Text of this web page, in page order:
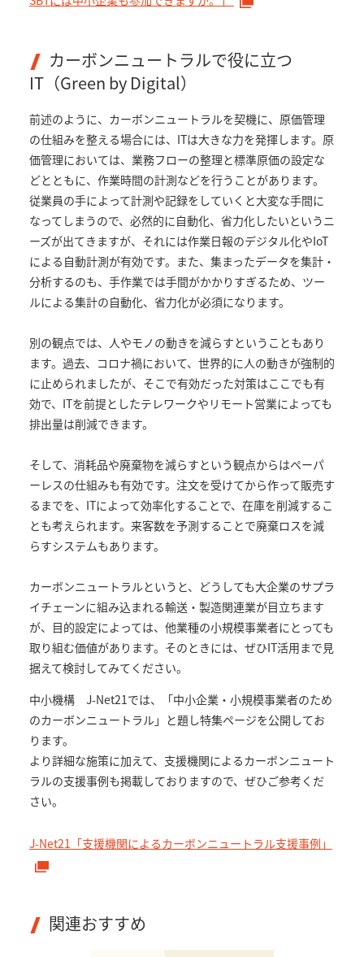
カーボンニュートラルで役に立つ
IT（Green by Digital）
前述のように、カーボンニュートラルを契機に、原価管理
の仕組みを整える場合には、ITは大きな力を発揮します。原
価管理においては、業務フローの整理と標準原価の設定な
どとともに、作業時間の計測などを行うことがあります。
従業員の手によって計測や記録をしていくと大変な手間に
なってしまうので、必然的に自動化、省力化したいというニ
ーズが出てきますが、それには作業日報のデジタル化やIoT
による自動計測が有効です。また、集まったデータを集計・
分析するのも、手作業では手間がかかりすぎるため、ツー
ルによる集計の自動化、省力化が必須になります。
別の観点では、人やモノの動きを減らすということもあり
ます。過去、コロナ禍において、世界的に人の動きが強制的
に止められましたが、そこで有効だった対策はここでも有
効で、ITを前提としたテレワークやリモート営業によっても
排出量は削減できます。
そして、消耗品や廃棄物を減らすという観点からはペーパ
ーレスの仕組みも有効です。注文を受けてから作って販売す
るまでを、ITによって効率化することで、在庫を削減するこ
とも考えられます。来客数を予測することで廃棄ロスを減
らすシステムもあります。
カーボンニュートラルというと、どうしても大企業のサプラ
イチェーンに組み込まれる輸送・製造関連業が目立ちます
が、目的設定によっては、他業種の小規模事業者にとっても
取り組む価値があります。そのときには、ぜひIT活用まで見
据えて検討してみてください。
中小機構 J-Net21では、「中小企業・小規模事業者のため
のカーボンニュートラル」と題し特集ページを公開してお
ります。
より詳細な施策に加えて、支援機関によるカーボンニュート
ラルの支援事例も掲載しておりますので、ぜひご参考くだ
さい。
J-Net21「支援機関によるカーボンニュートラル支援事例」
関連おすすめ